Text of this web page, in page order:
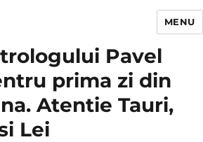
MENU
Pavel
prima zi din
Atentie Tauri,
Lei